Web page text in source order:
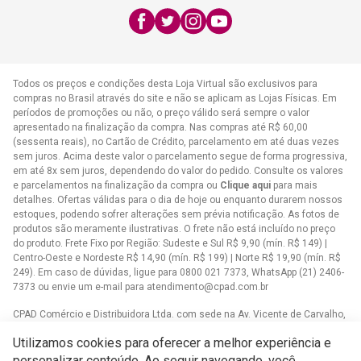
atendimento@cpad.com.br
Todos os preços e condições desta Loja Virtual são exclusivos para
compras no Brasil através do site e não se aplicam as Lojas Físicas. Em
períodos de promoções ou não, o preço válido será sempre o valor
apresentado na finalização da compra. Nas compras até R$ 60,00
(sessenta reais), no Cartão de Crédito, parcelamento em até duas vezes
sem juros. Acima deste valor o parcelamento segue de forma progressiva,
em até 8x sem juros, dependendo do valor do pedido. Consulte os valores
e parcelamentos na finalização da compra ou Clique aqui para mais
detalhes. Ofertas válidas para o dia de hoje ou enquanto durarem nossos
estoques, podendo sofrer alterações sem prévia notificação. As fotos de
produtos são meramente ilustrativas. O frete não está incluído no preço
do produto. Frete Fixo por Região: Sudeste e Sul R$ 9,90 (mín. R$ 149) |
Centro-Oeste e Nordeste R$ 14,90 (mín. R$ 199) | Norte R$ 19,90 (mín. R$
249). Em caso de dúvidas, ligue para 0800 021 7373, WhatsApp (21) 2406-
7373 ou envie um e-mail para atendimento@cpad.com.br
CPAD Comércio e Distribuidora Ltda. com sede na Av. Vicente de Carvalho,
Casa Publicadora das Assembleias de Deus com sede na Av. Brasil,
Utilizamos cookies para oferecer a melhor experiência e